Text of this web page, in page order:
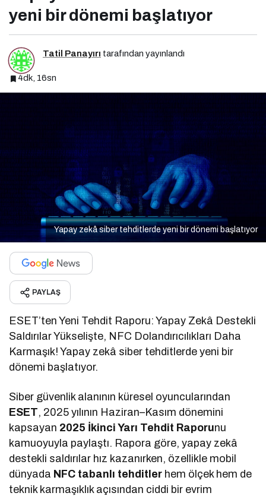
yeni bir dönemi başlatıyor
Tatil Panayırı tarafından yayınlandı
4dk, 16sn
Yapay zekâ siber tehditlerde yeni bir dönemi başlatıyor
PAYLAŞ
ESET’ten Yeni Tehdit Raporu: Yapay Zekâ Destekli
Saldırılar Yükselişte, NFC Dolandırıcılıkları Daha
Karmaşık! Yapay zekâ siber tehditlerde yeni bir
dönemi başlatıyor.
Siber güvenlik alanının küresel oyuncularından
ESET, 2025 yılının Haziran–Kasım dönemini
kapsayan 2025 İkinci Yarı Tehdit Raporunu
kamuoyuyla paylaştı. Rapora göre, yapay zekâ
destekli saldırılar hız kazanırken, özellikle mobil
dünyada NFC tabanlı tehditler hem ölçek hem de
teknik karmaşıklık açısından ciddi bir evrim